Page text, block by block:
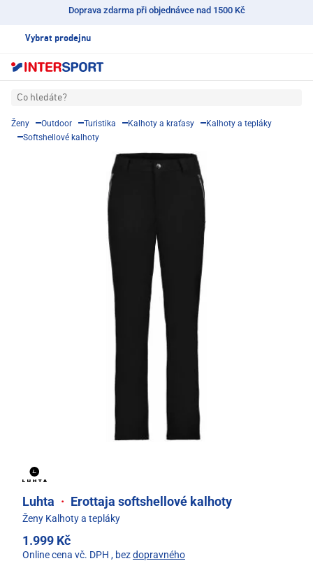
Doprava zdarma při objednávce nad 1500 Kč
Vybrat prodejnu
Co hledáte?
Ženy Outdoor Turistika Kalhoty a kraťasy
Kalhoty a tepláky
Softshellové kalhoty
Luhta · Erottaja softshellové kalhoty
Ženy Kalhoty a tepláky
1.999 Kč
Online cena vč. DPH , bezdopravného